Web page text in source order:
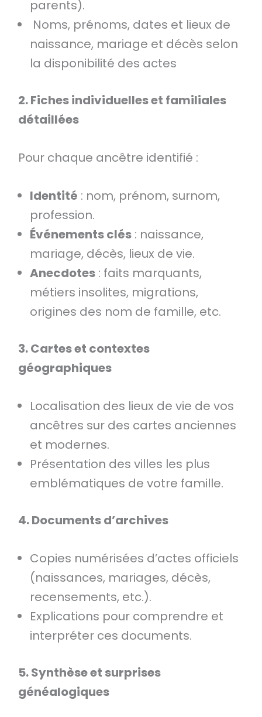
parents).
Noms, prénoms, dates et lieux de
naissance, mariage et décès selon
la disponibilité des actes
2. Fiches individuelles et familiales
détaillées
Pour chaque ancêtre identifié :
Identité : nom, prénom, surnom,
profession.
Événements clés: naissance,
mariage, décès, lieux de vie.
Anecdotes: faits marquants,
métiers insolites, migrations,
origines des nom de famille, etc.
3. Cartes et contextes
géographiques
Localisation des lieux de vie de vos
ancêtres sur des cartes anciennes
et modernes.
Présentation des villes les plus
emblématiques de votre famille.
4. Documents d’archives
Copies numérisées d’actes officiels
(naissances, mariages, décès,
recensements, etc.).
Explications pour comprendre et
interpréter ces documents.
5. Synthèse et surprises
généalogiques